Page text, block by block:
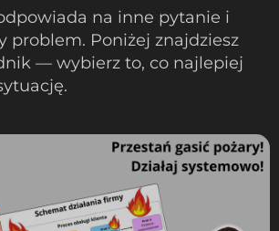
na inne pytanie i
problem. Poniżej znajdziesz
— wybierz to, co najlepiej